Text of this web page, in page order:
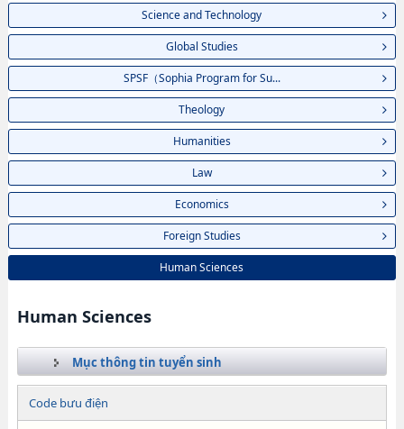
Science and Technology
Global Studies
SPSF（Sophia Program for Su...
Theology
Humanities
Law
Economics
Foreign Studies
Human Sciences
Human Sciences
Mục thông tin tuyển sinh
Code bưu điện